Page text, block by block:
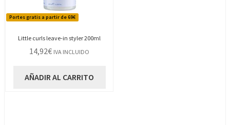
Portes gratis a partir de 69€
Little curls leave-in styler 200ml
14,92€ IVA INCLUIDO
AÑADIR AL CARRITO